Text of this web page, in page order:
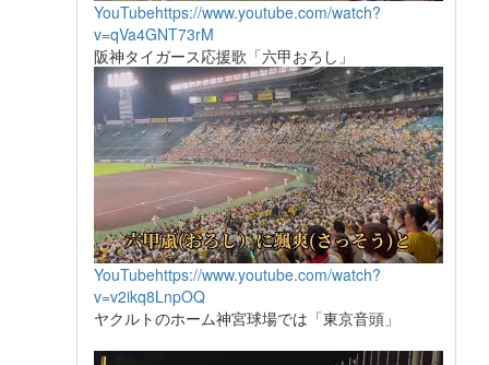
YouTubehttps://www.youtube.com/watch?
v=qVa4GNT73rM
阪神タイガース応援歌「六甲おろし」
YouTubehttps://www.youtube.com/watch?
v=v2ikq8LnpOQ
ヤクルトのホーム神宮球場では「東京音頭」